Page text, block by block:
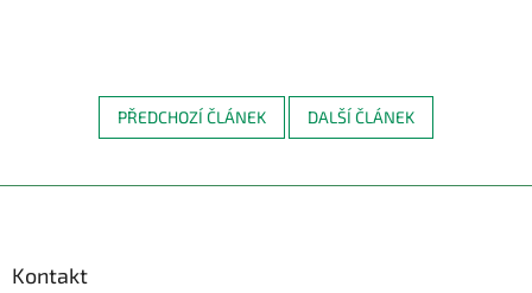
PŘEDCHOZÍ ČLÁNEK DALŠÍ ČLÁNEK
Kontakt